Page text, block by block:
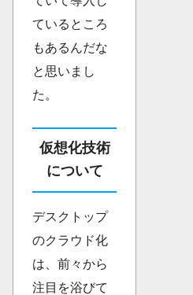
ているところ
もあるんだな
と思いまし
た。
仮想化技術
について
デスクトップ
のクラウド化
は、前々から
注目を浴びて